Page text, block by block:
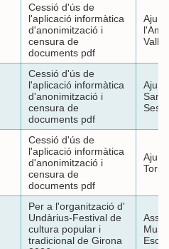
Cessió d'ús de
l'aplicació informàtica
d'anonimització i
censura de
documents pdf
Vallès
Cessió d'ús de
l'aplicació informàtica
d'anonimització i
censura de
documents pdf
Sant
Cessió d'ús de
l'aplicació informàtica
d'anonimització i
censura de
documents pdf
Per a l'organització d'
Undàrius-Festival de
cultura popular i
tradicional de Girona